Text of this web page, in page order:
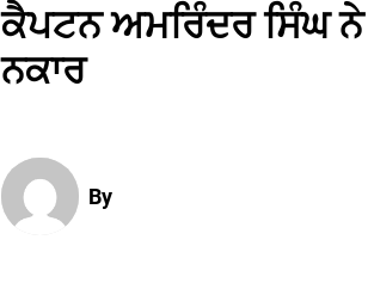
ਕੈਪਟਨ ਅਮਰਿੰਦਰ ਸਿੰਘ
ਨਕਾਰ
By